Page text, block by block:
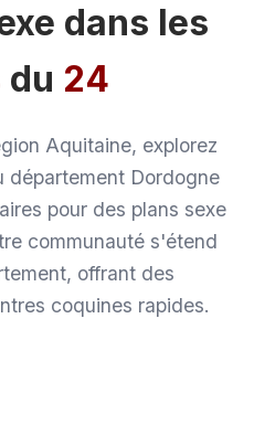
dans les
du 24
Aquitaine, explorez
département Dordogne
pour des plans sexe
communauté s'étend
offrant des
coquines rapides.